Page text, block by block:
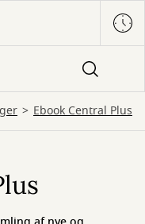
Ebook Central Plus